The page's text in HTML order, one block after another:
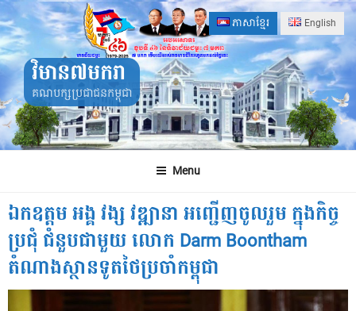
Skip
to
content
ភាសាខ្មែរ English
វិមាន៧មករា
គណបក្សប្រជាជនកម្ពុជា
Menu
ឯកឧត្តម អង្គ វង្ស វឌ្ឍានា អញ្ជើញចូលរួម ក្នុងកិច្ច
ប្រជុំ ជំនួបជាមួយ លោក Darm Boontham
តំណាងស្ថានទូតថៃប្រចាំកម្ពុជា